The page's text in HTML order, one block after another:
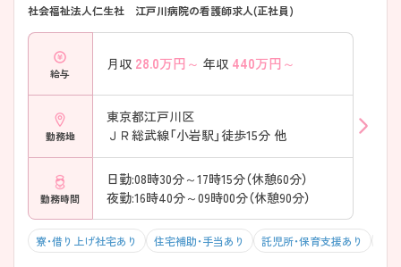
社会福祉法人仁生社 江戸川病院の看護師求人(正社員)
給与
月収 28.0万円～ 年収 440万円～
勤務地
東京都江戸川区
ＪＲ総武線「小岩駅」徒歩15分 他
勤務時間
日勤:08時30分～17時15分（休憩60分）
夜勤:16時40分～09時00分（休憩90分）
寮・借り上げ社宅あり 住宅補助・手当あり 託児所・保育支援あり